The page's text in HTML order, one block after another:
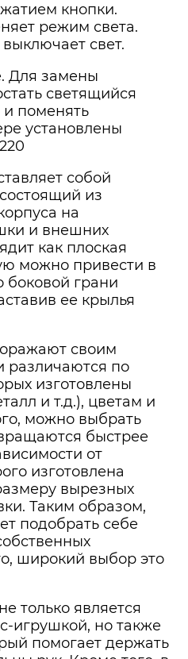
кнопки.
режим света.
свет.
Для замены
светящийся
и поменять
установлены
собой
из
на
и внешних
как плоская
можно привести в
боковой грани
ее крылья
своим
различаются по
изготовлены
и т.д.), цветам и
можно выбрать
быстрее
от
изготовлена
вырезных
Таким образом,
подобрать себе
широкий выбор это
только является
игрушкой, но также
помогает держать